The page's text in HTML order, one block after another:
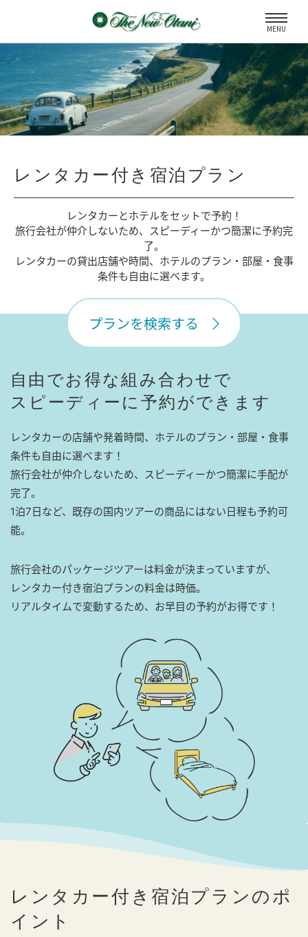
MENU
レンタカー付き宿泊プラン
レンタカーとホテルをセットで予約！
旅行会社が仲介しないため、
スピーディーかつ簡潔に予約完
了。
レンタカーの貸出店舗や時間、 ホテルのプラン・部屋・食事
条件も自由に選べます。
プランを検索する
自由でお得な組み合わせで
スピーディーに予約ができます
レンタカーの店舗や発着時間、ホテルのプラン・部屋・食事
条件も自由に選べます！
旅行会社が仲介しないため、スピーディーかつ簡潔に手配が
完了。
1泊7日など、既存の国内ツアーの商品にはない日程も予約可
能。
旅行会社のパッケージツアーは料金が決まっていますが、
レンタカー付き宿泊プランの料金は時価。
リアルタイムで変動するため、お早目の予約がお得です！
レンタカー付き宿泊プランのポ
イント